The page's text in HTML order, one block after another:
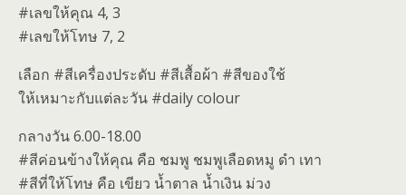
#เลขให้คุณ 4, 3
#เลขให้โทษ 7, 2
เลือก #สีเครื่องประดับ #สีเสื้อผ้า #สีของใช้
ให้เหมาะกับแต่ละวัน #daily colour
กลางวัน 6.00-18.00
#สีค่อนข้างให้คุณ คือ ชมพู ชมพูเลือดหมู ดำ เทา
#สีที่ให้โทษ คือ เขียว น้ำตาล น้ำเงิน ม่วง